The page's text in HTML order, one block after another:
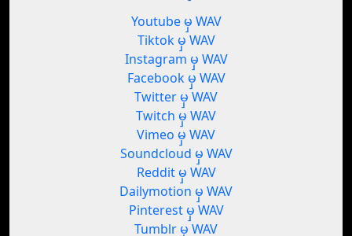
Youtube မှ WAV
Tiktok မှ WAV
Instagram မှ WAV
Facebook မှ WAV
Twitter မှ WAV
Twitch မှ WAV
Vimeo မှ WAV
Soundcloud မှ WAV
Reddit မှ WAV
Dailymotion မှ WAV
Pinterest မှ WAV
Tumblr မှ WAV